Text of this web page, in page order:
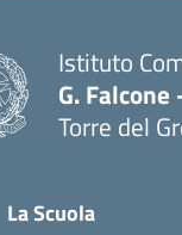
Istituto
G. Falcone
Torre del
La Scuola